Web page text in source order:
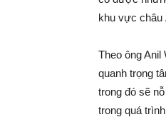
khu vực châu
Theo ông
quanh trọng
trong đó sẽ
trong quá